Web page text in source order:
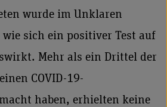
wurde im Unklaren
wie sich ein positiver Test auf
Mehr als ein Drittel der
COVID-19-
haben, erhielten keine